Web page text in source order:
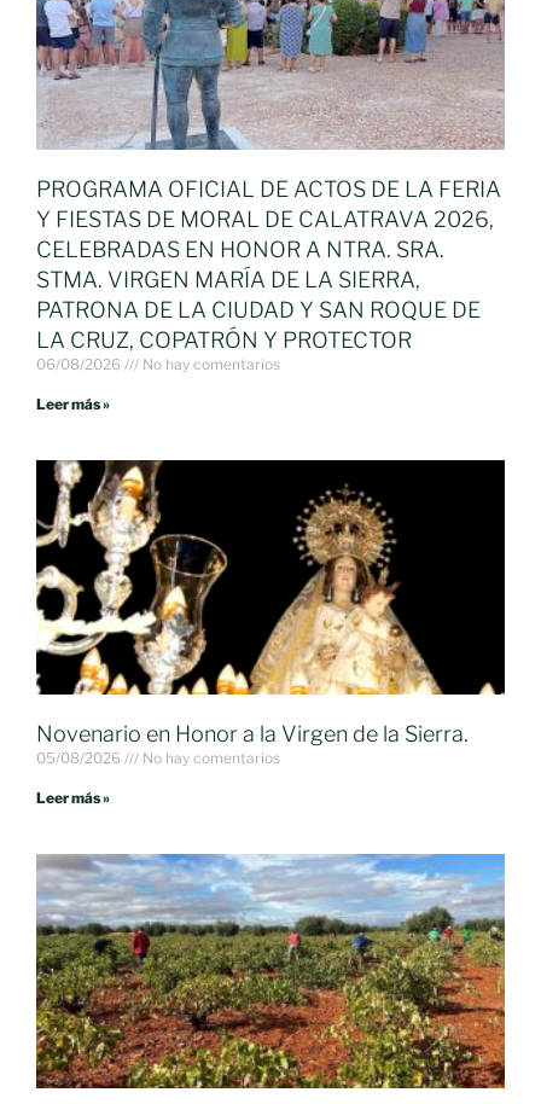
PROGRAMA OFICIAL DE ACTOS DE LA FERIA
Y FIESTAS DE MORAL DE CALATRAVA 2026,
CELEBRADAS EN HONOR A NTRA. SRA.
STMA. VIRGEN MARÍA DE LA SIERRA,
PATRONA DE LA CIUDAD Y SAN ROQUE DE
LA CRUZ, COPATRÓN Y PROTECTOR
06/08/2026 No hay comentarios
Leer más »
Novenario en Honor a la Virgen de la Sierra.
05/08/2026 No hay comentarios
Leer más »